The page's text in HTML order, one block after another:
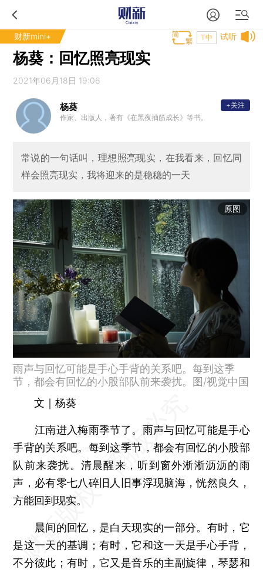
财新mini+ 试听
T中
杨葵：回忆照亮现实
2021年06月18日 19:06
杨葵
作家、出版人，著有《在黑夜抽筋成长》等书。
+关注
常说的一句话叫，理想照亮现实，在我看来，回忆同
样会照亮现实，我将迎来的是稳稳的一天
原图
雨声与回忆可能是手心手背的关系吧。每到这季
节，都会有回忆的小股部队前来袭扰。图/视觉中国
文｜杨葵
江南进入梅雨季节了。雨声与回忆可能是手心
手背的关系吧。每到这季节，都会有回忆的小股部
队前来袭扰。清晨醒来，听到窗外淅淅沥沥的雨
声，必有零七八碎旧人旧事浮现脑海，恍然良久，
方能回到现实。
晨间的回忆，是白天现实的一部分。有时，它
是这一天的基调；有时，它和这一天是手心手背，
不分彼此；有时，它又是音乐的主副旋律，琴瑟和